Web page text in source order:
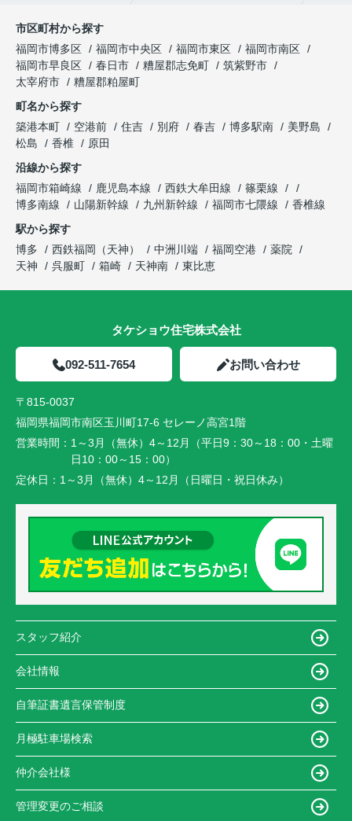
市区町村から探す
福岡市博多区
福岡市中央区 福岡市東区
福岡市南区
福岡市早良区
春日市 糟屋郡志免町
筑紫野市
太宰府市
糟屋郡粕屋町
町名から探す
築港本町
空港前 住吉 別府 春吉 博多駅南
美野島
松島
香椎
原田
沿線から探す
福岡市箱崎線
鹿児島本線 西鉄大牟田線
篠栗線
博多南線
山陽新幹線 九州新幹線 福岡市七隈線
香椎線
駅から探す
博多
西鉄福岡（天神） 中洲川端 福岡空港
薬院
天神
呉服町 箱崎 天神南 東比恵
タケショウ住宅株式会社
092-511-7654 お問い合わせ
〒815-0037
福岡県福岡市南区玉川町17-6 セレーノ高宮1階
営業時間： 1～3月（無休）4～12月（平日9：30～18：00・土曜
日10：00～15：00）
定休日： 1～3月（無休）4～12月（日曜日・祝日休み）
スタッフ紹介
会社情報
自筆証書遺言保管制度
月極駐車場検索
仲介会社様
管理変更のご相談